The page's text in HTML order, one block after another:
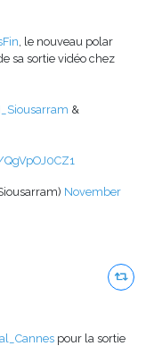
, le nouveau polar
sa sortie vidéo chez
&
November
pour la sortie